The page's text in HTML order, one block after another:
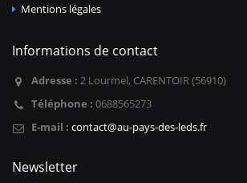
Mentions légales
Informations de contact
Adresse : 2 Lourmel, CARENTOIR (56910)
Téléphone : 0688565273
E-mail : contact@au-pays-des-leds.fr
Newsletter